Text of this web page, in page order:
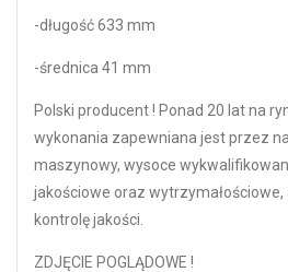
-długość 633 mm
-średnica 41 mm
Polski producent ! Ponad 20 lat na
wykonania zapewniana jest przez
maszynowy, wysoce
jakościowe oraz wytrzymałościowe,
kontrolę jakości.
ZDJĘCIE POGLĄDOWE !